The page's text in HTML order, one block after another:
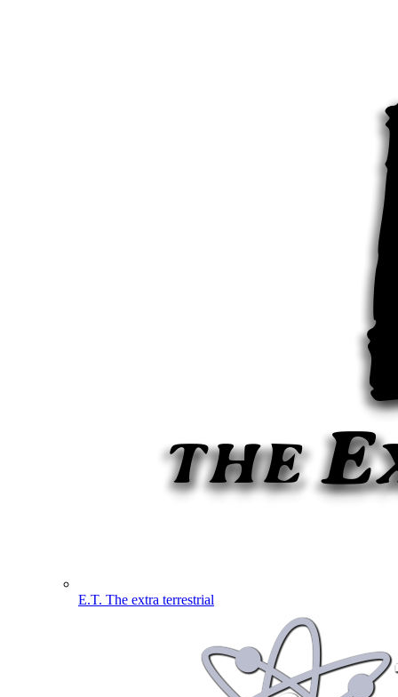
E.T. The extra terrestrial